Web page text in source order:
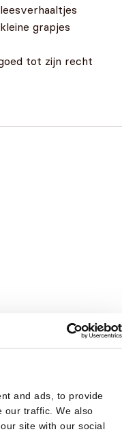
and ads, to provide
our traffic. We also
site with our social
grapjes
tot zijn recht